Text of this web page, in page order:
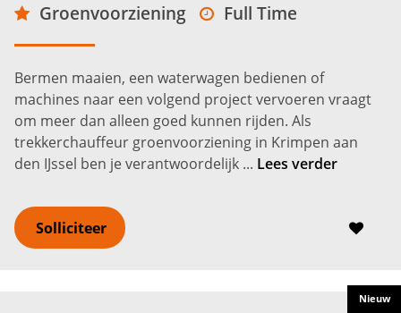
Groenvoorziening
Full Time
VMBO
€2.900 - 3.700
Bermen maaien, een waterwagen bedienen of
machines naar een volgend project vervoeren vraagt
om meer dan alleen goed kunnen rijden. Als
trekkerchauffeur groenvoorziening in Krimpen aan
den IJssel ben je verantwoordelijk ... Lees verder
Solliciteer
Nieuw